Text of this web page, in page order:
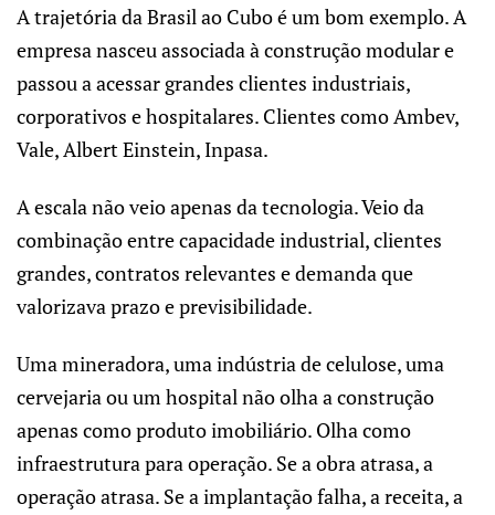
A trajetória da Brasil ao Cubo é um bom exemplo. A
empresa nasceu associada à construção modular e
passou a acessar grandes clientes industriais,
corporativos e hospitalares. Clientes como Ambev,
Vale, Albert Einstein, Inpasa.
A escala não veio apenas da tecnologia. Veio da
combinação entre capacidade industrial, clientes
grandes, contratos relevantes e demanda que
valorizava prazo e previsibilidade.
Uma mineradora, uma indústria de celulose, uma
cervejaria ou um hospital não olha a construção
apenas como produto imobiliário. Olha como
infraestrutura para operação. Se a obra atrasa, a
operação atrasa. Se a implantação falha, a receita, a